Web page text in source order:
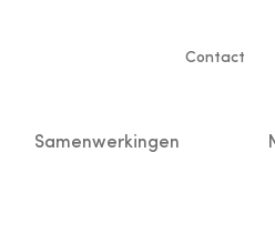
Service
Contact
Samenwerkingen